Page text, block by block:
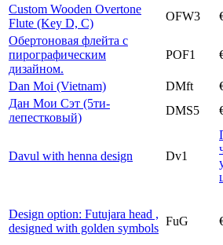
Custom Wooden Overtone
Flute (Key D, C)
OFW3
Обертоновая флейта с
пирографическим
дизайном.
POF1
Dan Moi (Vietnam) DMft
Дан Мои Сэт (5ти-
лепестковый)
DMS5
Davul with henna design Dv1
Design option: Futujara head ,
designed with golden symbols
FuG